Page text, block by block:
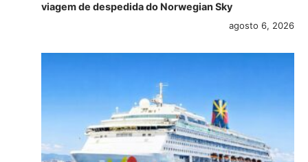
viagem de despedida do Norwegian Sky
agosto 6, 2026